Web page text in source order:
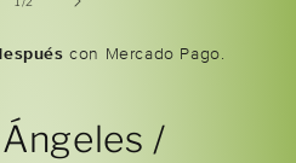
con Mercado Pago.
/